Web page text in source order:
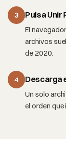
3 Pulsa Unir
El
archivos
de 2020.
4 Descarga
Un solo
el orden